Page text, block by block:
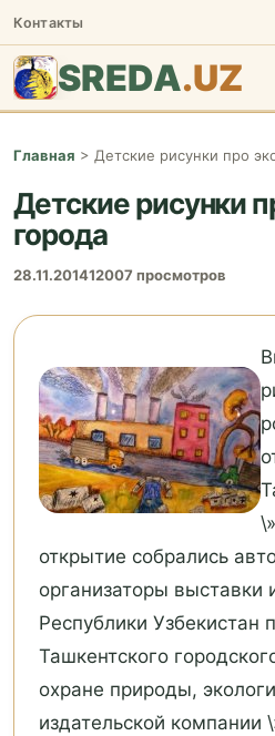
Контакты
SREDA.UZ
Главная > Детские рисунки про
Детские рисунки
города
28.11.201412007 просмотров
открытие собрались
организаторы выставки
Республики Узбекистан
Ташкентского
охране природы,
издательской компании